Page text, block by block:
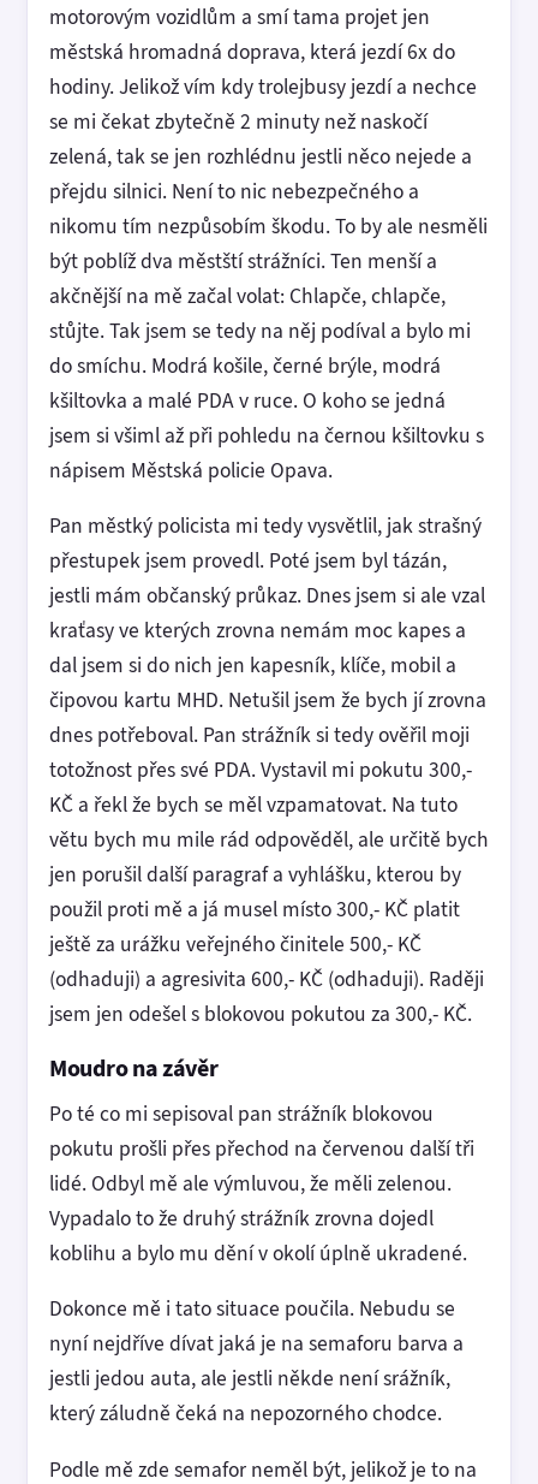
motorovým vozidlům a smí tama projet jen
městská hromadná doprava, která jezdí 6x do
hodiny. Jelikož vím kdy trolejbusy jezdí a nechce
se mi čekat zbytečně 2 minuty než naskočí
zelená, tak se jen rozhlédnu jestli něco nejede a
přejdu silnici. Není to nic nebezpečného a
nikomu tím nezpůsobím škodu. To by ale nesměli
být poblíž dva městští strážníci. Ten menší a
akčnější na mě začal volat: Chlapče, chlapče,
stůjte. Tak jsem se tedy na něj podíval a bylo mi
do smíchu. Modrá košile, černé brýle, modrá
kšiltovka a malé PDA v ruce. O koho se jedná
jsem si všiml až při pohledu na černou kšiltovku s
nápisem Městská policie Opava.
Pan městký policista mi tedy vysvětlil, jak strašný
přestupek jsem provedl. Poté jsem byl tázán,
jestli mám občanský průkaz. Dnes jsem si ale vzal
kraťasy ve kterých zrovna nemám moc kapes a
dal jsem si do nich jen kapesník, klíče, mobil a
čipovou kartu MHD. Netušil jsem že bych jí zrovna
dnes potřeboval. Pan strážník si tedy ověřil moji
totožnost přes své PDA. Vystavil mi pokutu 300,-
KČ a řekl že bych se měl vzpamatovat. Na tuto
větu bych mu mile rád odpověděl, ale určitě bych
jen porušil další paragraf a vyhlášku, kterou by
použil proti mě a já musel místo 300,- KČ platit
ještě za urážku veřejného činitele 500,- KČ
(odhaduji) a agresivita 600,- KČ (odhaduji). Raději
jsem jen odešel s blokovou pokutou za 300,- KČ.
Moudro na závěr
Po té co mi sepisoval pan strážník blokovou
pokutu prošli přes přechod na červenou další tři
lidé. Odbyl mě ale výmluvou, že měli zelenou.
Vypadalo to že druhý strážník zrovna dojedl
koblihu a bylo mu dění v okolí úplně ukradené.
Dokonce mě i tato situace poučila. Nebudu se
nyní nejdříve dívat jaká je na semaforu barva a
jestli jedou auta, ale jestli někde není srážník,
který záludně čeká na nepozorného chodce.
Podle mě zde semafor neměl být, jelikož je to na